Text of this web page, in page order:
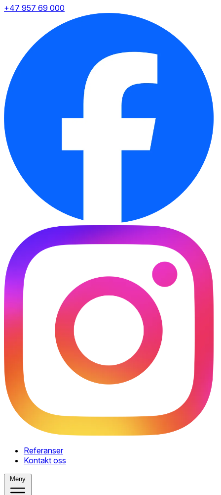
+47 957 69 000
Referanser
Kontakt oss
Meny